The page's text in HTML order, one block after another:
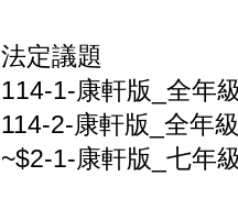
法定議題
114-1-康軒版_全年
114-2-康軒版_全年
~$2-1-康軒版_七年